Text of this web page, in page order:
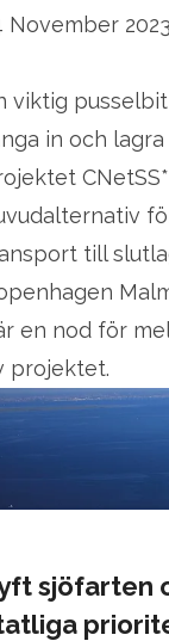
November
viktig
in och
till
en nod för
projektet.
sjöfarten